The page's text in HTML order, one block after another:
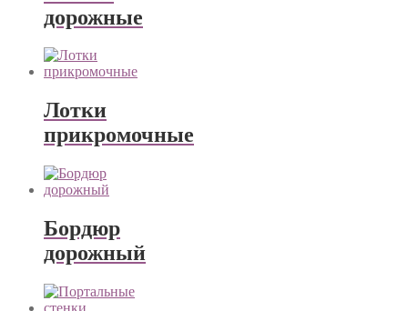
дорожные
Лотки
прикромочные
Бордюр
дорожный